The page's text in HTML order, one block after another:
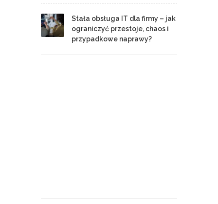
Stała obsługa IT dla firmy – jak
ograniczyć przestoje, chaos i
przypadkowe naprawy?